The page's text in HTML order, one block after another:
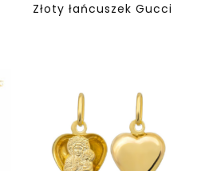
Złoty łańcuszek Gucci